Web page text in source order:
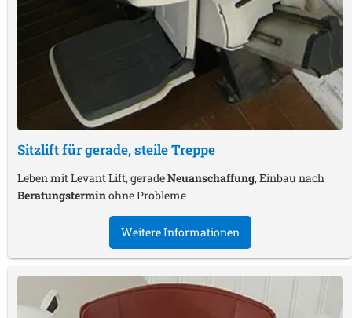
Sitzlift für gerade, steile Treppe
Leben mit Levant Lift, geradeNeuanschaffung, Einbau nach
Beratungsterminohne Probleme
Weitere Informationen